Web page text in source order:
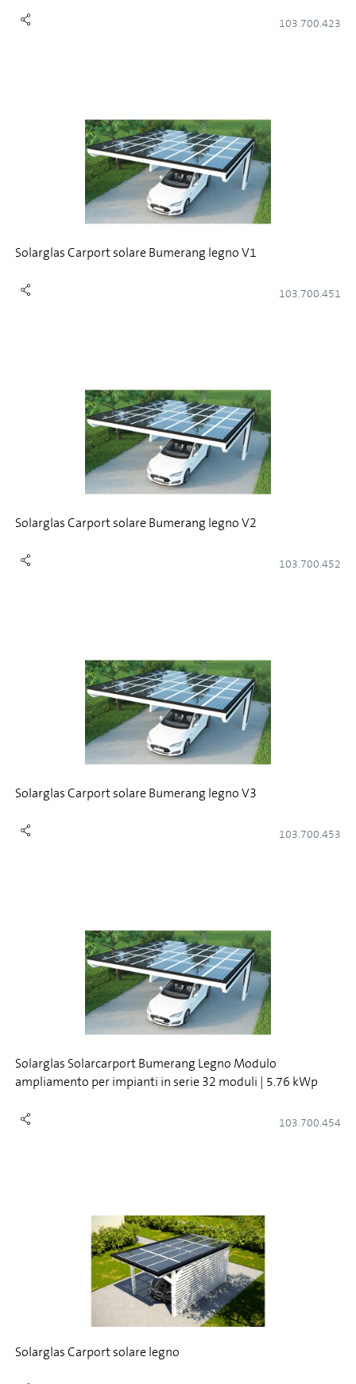
103.700.423
Solarglas Carport solare Bumerang legno V1
103.700.451
Solarglas Carport solare Bumerang legno V2
103.700.452
Solarglas Carport solare Bumerang legno V3
103.700.453
Solarglas Solarcarport Bumerang Legno Modulo
ampliamento per impianti in serie 32 moduli | 5.76 kWp
103.700.454
Solarglas Carport solare legno